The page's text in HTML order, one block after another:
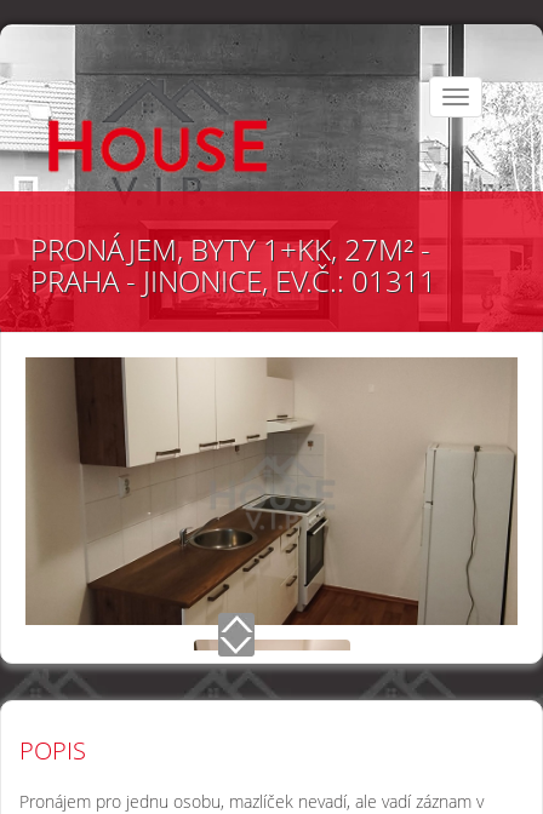
Toggle
navigation
PRONÁJEM, BYTY 1+KK, 27M² -
PRAHA - JINONICE, EV.Č.: 01311
POPIS
Pronájem pro jednu osobu, mazlíček nevadí, ale vadí záznam v